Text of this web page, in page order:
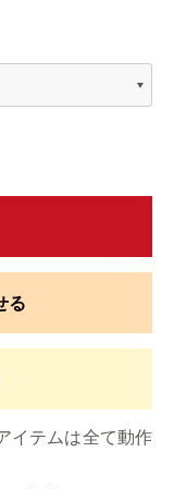
る
イテムは全て動作